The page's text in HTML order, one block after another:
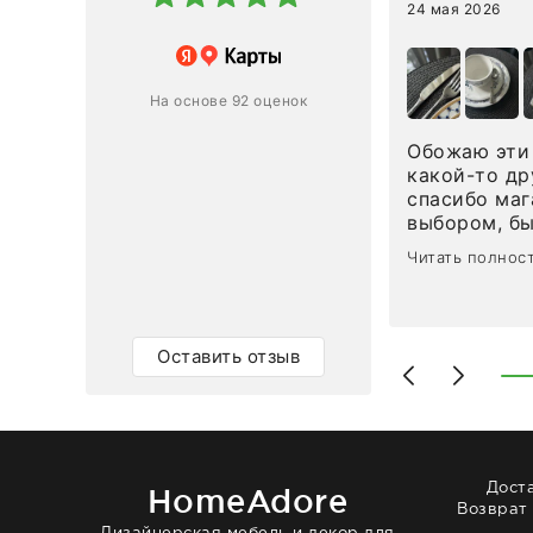
На основе 92 оценок
Оставить отзыв
магазину за оперативную
приехал ко мне целым и
24 мая 2026
Обожаю эти
какой-то
спасибо
выбором,
сервисом.
чайные
доставили
торжеству.
Читать
HomeAdore
Возврат